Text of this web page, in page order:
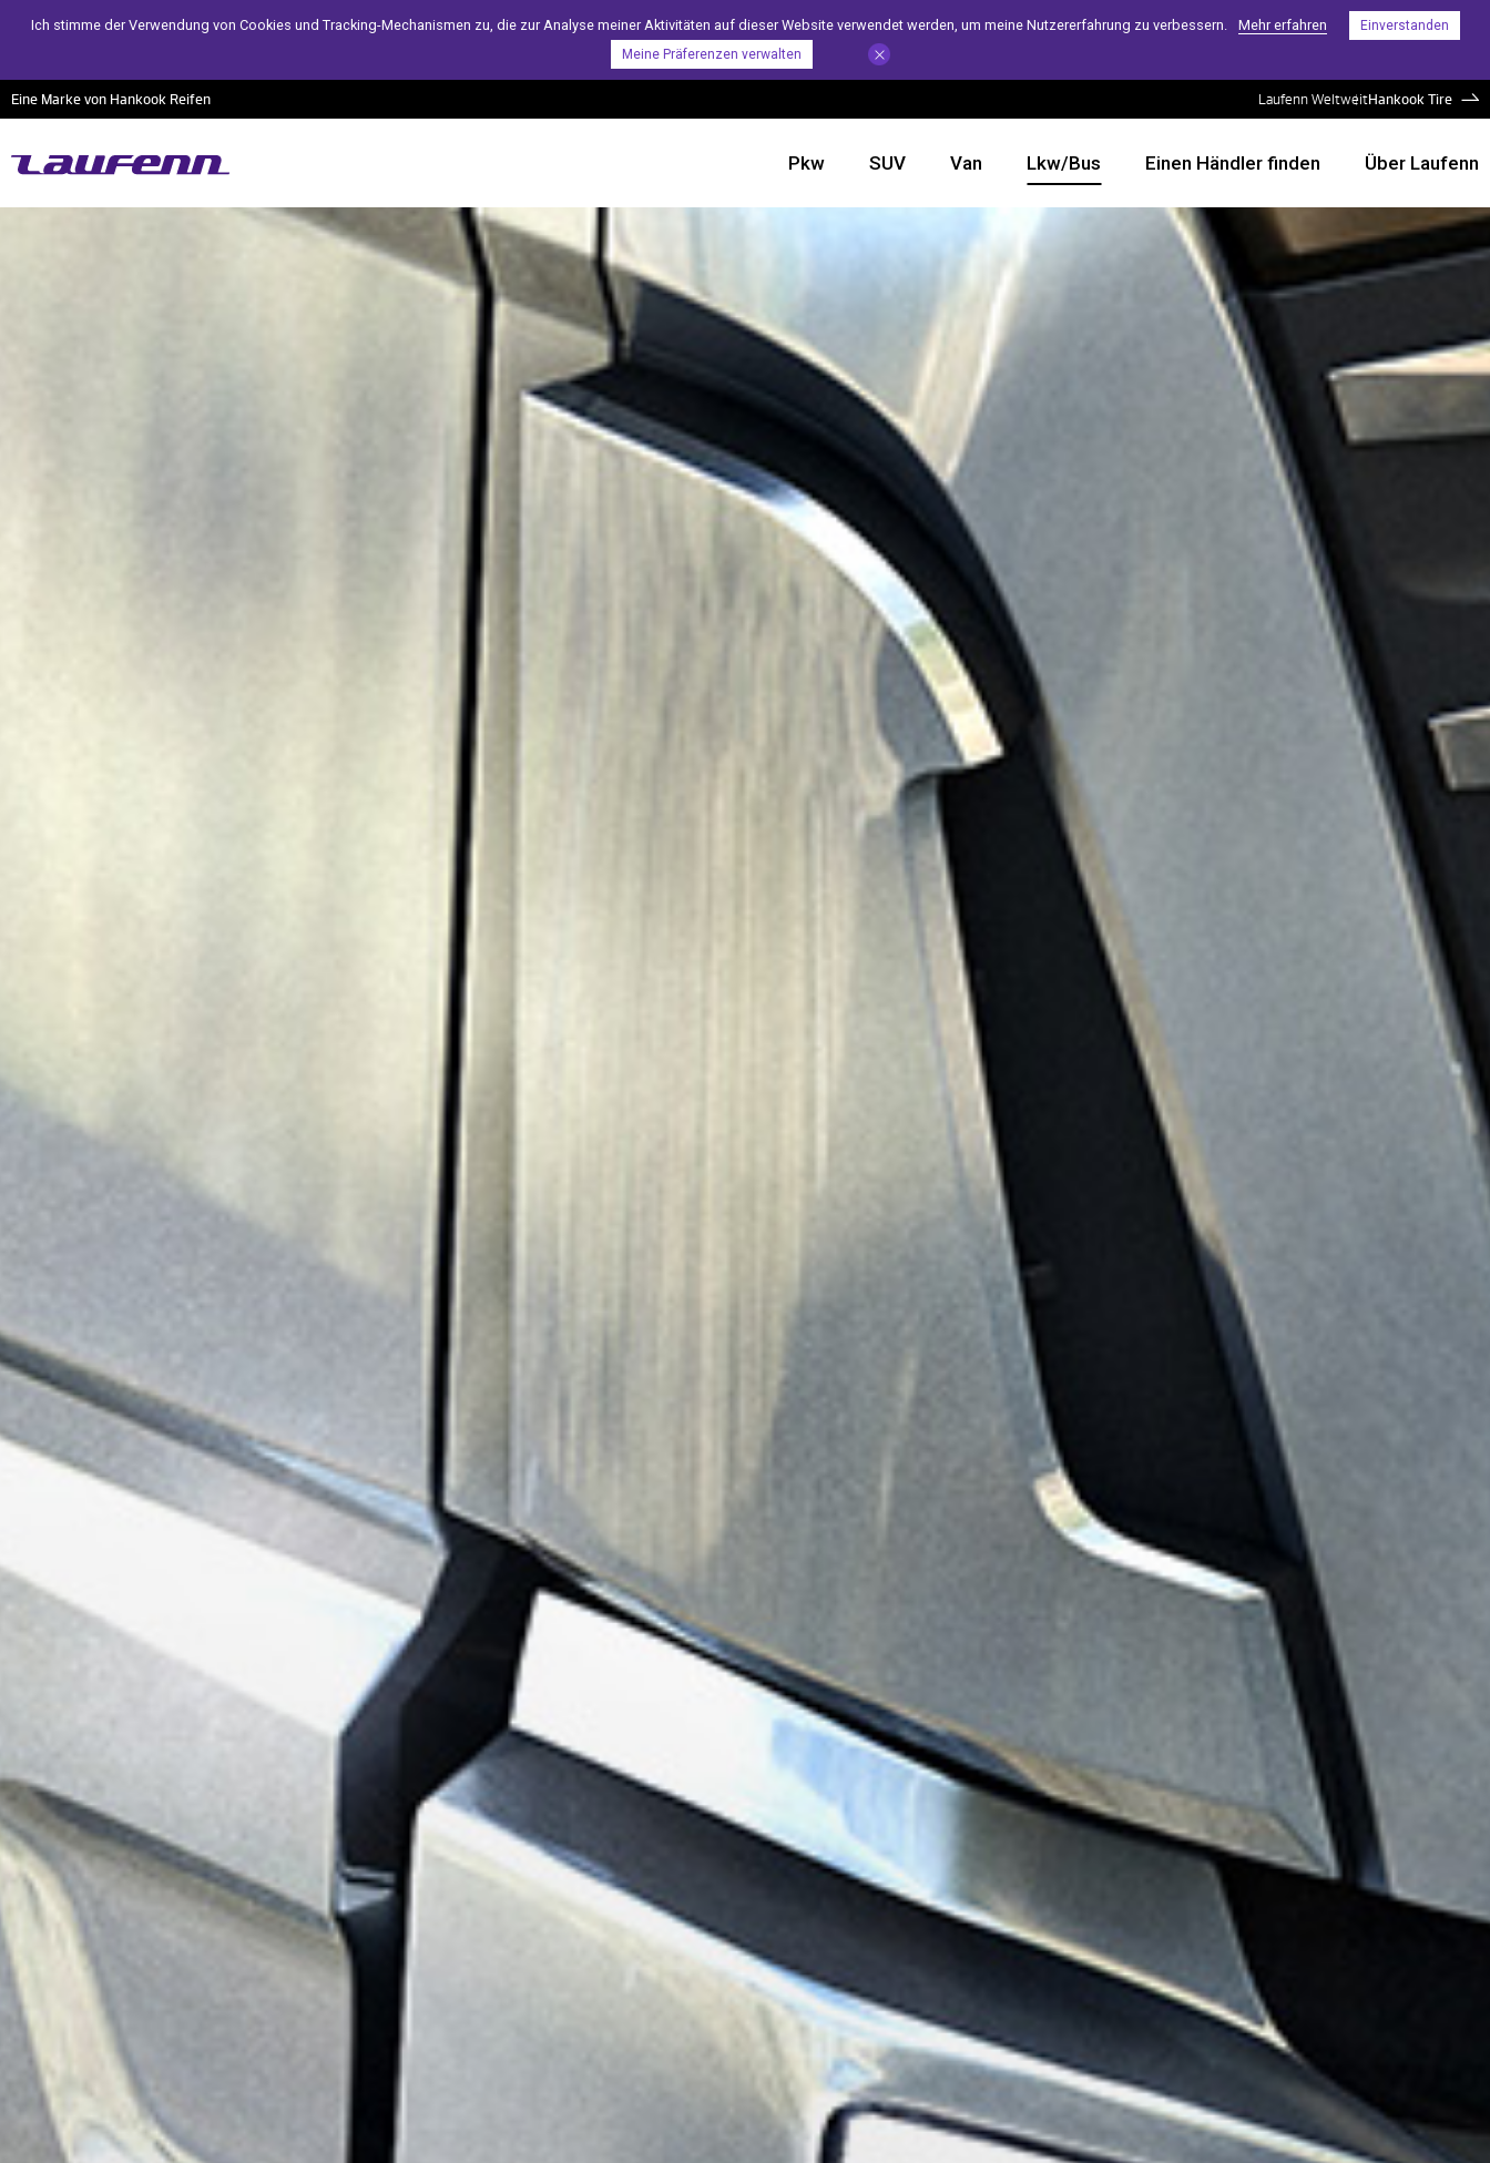
Ich stimme der Verwendung von Cookies und Tracking-Mechanismen zu, die zur Analyse meiner Aktivitäten auf dieser Website verwendet werden, um meine Nutzererfahrung zu verbessern. Mehr erfahren
Einverstanden
Meine Präferenzen verwalten
Eine Marke von Hankook Reifen Laufenn WeltweitHankook Tire
Pkw SUV Van Lkw/Bus Einen Händler finden Über Laufenn